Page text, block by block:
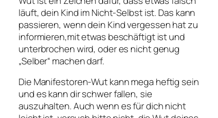
läuft, dein Kind im Nicht-Selbst ist. Das kann
passieren, wenn dein Kind vergessen hat zu
informieren,mit etwas beschäftigt ist und
unterbrochen wird, oder es nicht genug
„Selber“ machen darf.
Die Manifestoren-Wut kann mega heftig sein
und es kann dir schwer fallen, sie
auszuhalten. Auch wenn es für dich nicht